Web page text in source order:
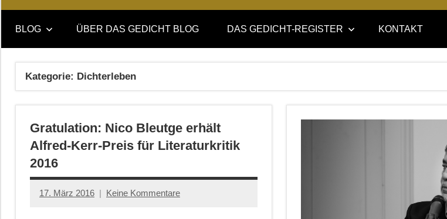
DAS
GEDICHT
blog
DAS
GEDICHT.
Zeitschrift
BLOG ÜBER DAS GEDICHT BLOG DAS GEDICHT-REGISTER KONTAKT
Kategorie: Dichterleben
Gratulation: Nico Bleutge erhält
Alfred-Kerr-Preis für Literaturkritik
2016
17. März 2016
Anton
Keine Kommentare